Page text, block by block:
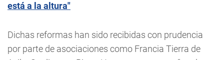
está a la altura"
Dichas reformas han sido recibidas con prudencia
por parte de asociaciones como Francia Tierra de